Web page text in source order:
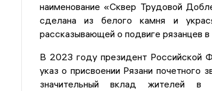
наименование «Сквер Трудовой
сделана из белого камня и
рассказывающей о подвиге рязанцев в
В 2023 году президент Российской
указ о присвоении Рязани почетного
значительный вклад жителей